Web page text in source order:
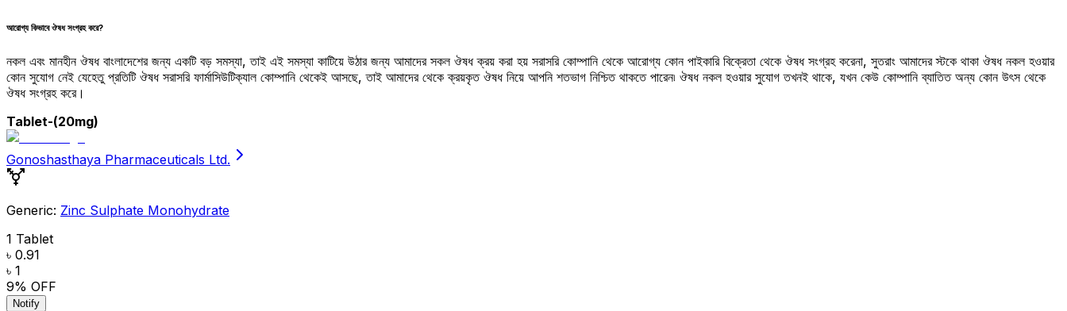
আরোগ্য কিভাবে ঔষধ সংগ্রহ করে?
নকল এবং মানহীন ঔষধ বাংলাদেশের জন্য একটি বড় সমস্যা, তাই এই সমস্যা কাটিয়ে উঠার জন্য আমাদের সকল ঔষধ ক্রয় করা হয় সরাসরি কোম্পানি থেকে আরোগ্য কোন পাইকারি বিক্রেতা থেকে ঔষধ সংগ্রহ করেনা, সুতরাং আমাদের স্টকে থাকা ঔষধ নকল হওয়ার
কোন সুযোগ নেই যেহেতু প্রতিটি ঔষধ সরাসরি ফার্মাসিউটিক্যাল কোম্পানি থেকেই আসছে, তাই আমাদের থেকে ক্রয়কৃত ঔষধ নিয়ে আপনি শতভাগ নিশ্চিত থাকতে পারেন৷ ঔষধ নকল হওয়ার সুযোগ তখনই থাকে, যখন কেউ কোম্পানি ব্যাতিত অন্য কোন উৎস থেকে
ঔষধ সংগ্রহ করে।
Tablet-(20mg)
Gonoshasthaya Pharmaceuticals Ltd.
Generic: Zinc Sulphate Monohydrate
1 Tablet
৳ 0.91
৳ 1
9% OFF
Notify